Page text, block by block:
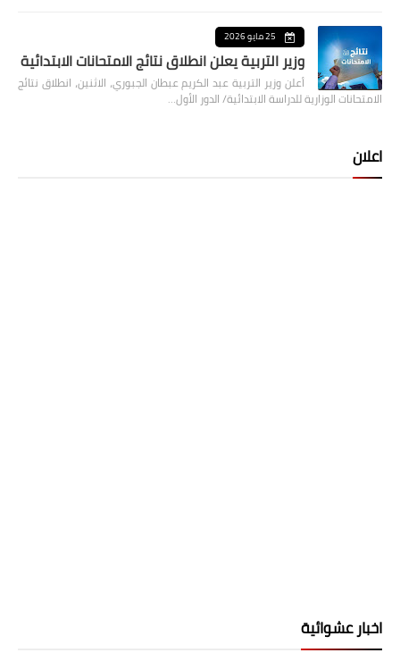
25 مايو 2026
وزير التربية يعلن انطلاق نتائج الامتحانات الابتدائية
أعلن وزير التربية عبد الكريم عبطان الجبوري، الاثنين، انطلاق نتائج
الامتحانات الوزارية للدراسة الابتدائية/ الدور الأول…
اعلان
اخبار عشوائية